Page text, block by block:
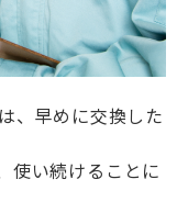
、早めに交換した
使い続けることに